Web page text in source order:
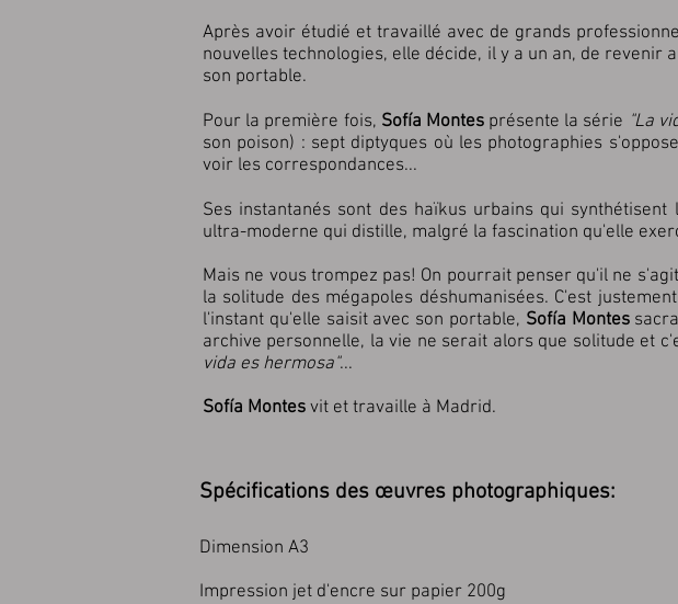
Après avoir étudié et travaillé avec de grands
nouvelles technologies, elle décide, il y a un an, de revenir
son portable.
Pour la première fois, Sofía Montesprésente la série "La
son poison) : sept diptyques où les photographies
voir les correspondances...
Ses instantanés sont des haïkus urbains qui
ultra-moderne qui distille, malgré la fascination qu'elle
Mais ne vous trompez pas! On pourrait penser qu'il ne
la solitude des mégapoles déshumanisées. C'est
l'instant qu'elle saisit avec son portable, Sofía Montes
archive personnelle, la vie ne serait alors que solitude et
vida es hermosa"...
Sofía Montes vit et travaille à Madrid.
Spécifications des œuvres photographiques:
Dimension A3
Impression jet d'encre sur papier 200g